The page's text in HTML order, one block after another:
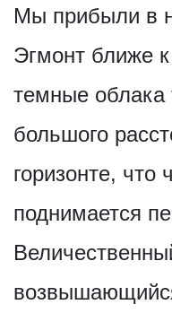
Мы прибыли в
Эгмонт ближе
темные облака
большого
горизонте, что
поднимается